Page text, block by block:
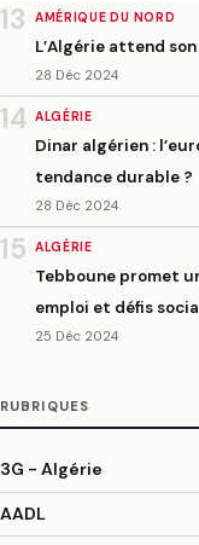
13 AMÉRIQUE DU NORD
L’Algérie attend
28 Déc 2024
14 ALGÉRIE
Dinar algérien :
tendance durable ?
28 Déc 2024
15 ALGÉRIE
Tebboune promet
emploi et défis
25 Déc 2024
RUBRIQUES
3G - Algérie
AADL